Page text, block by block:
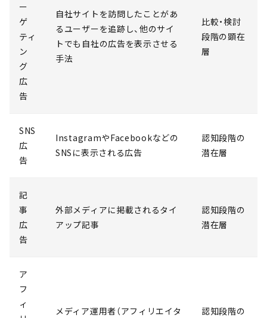
ー
ゲ
ティ
ン
グ
広
告
自社サイトを訪問したことがあ
るユーザーを追跡し、他のサイ
トでも自社の広告を表示させる
手法
比較・検討
段階の顕在
層
SNS
広
告
InstagramやFacebookなどの
SNSに表示される広告
認知段階の
潜在層
記
事
広
告
外部メディアに掲載されるタイ
アップ記事
認知段階の
潜在層
ア
フ
ィ
メディア運用者（アフィリエイタ
認知段階の